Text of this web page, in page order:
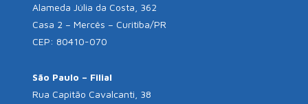
Alameda Júlia da Costa, 362
Casa 2 – Mercês – Curitiba/PR
CEP: 80410-070
São Paulo – Filial
Rua Capitão Cavalcanti, 38